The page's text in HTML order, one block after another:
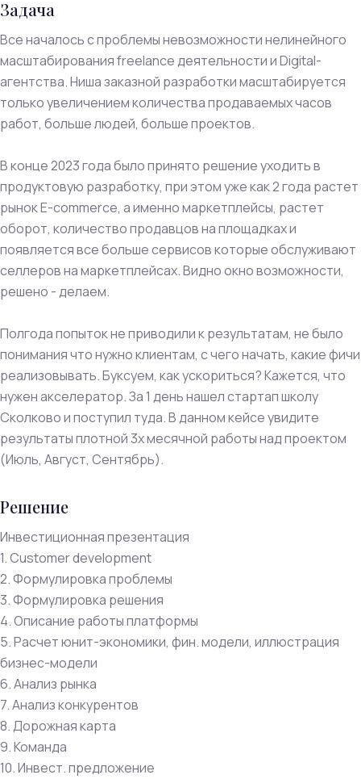
Задача
Все началось с проблемы невозможности нелинейного
масштабирования freelance деятельности и Digital-
агентства. Ниша заказной разработки масштабируется
только увеличением количества продаваемых часов
работ, больше людей, больше проектов.
В конце 2023 года было принято решение уходить в
продуктовую разработку, при этом уже как 2 года растет
рынок E-commerce, а именно маркетплейсы, растет
оборот, количество продавцов на площадках и
появляется все больше сервисов которые обслуживают
селлеров на маркетплейсах. Видно окно возможности,
решено - делаем.
Полгода попыток не приводили к результатам, не было
понимания что нужно клиентам, с чего начать, какие фичи
реализовывать. Буксуем, как ускориться? Кажется, что
нужен акселератор. За 1 день нашел стартап школу
Сколково и поступил туда. В данном кейсе увидите
результаты плотной 3х месячной работы над проектом
(Июль, Август, Сентябрь).
Решение
Инвестиционная презентация
1. Customer development
2. Формулировка проблемы
3. Формулировка решения
4. Описание работы платформы
5. Расчет юнит-экономики, фин. модели, иллюстрация
бизнес-модели
6. Анализ рынка
7. Анализ конкурентов
8. Дорожная карта
9. Команда
10. Инвест. предложение